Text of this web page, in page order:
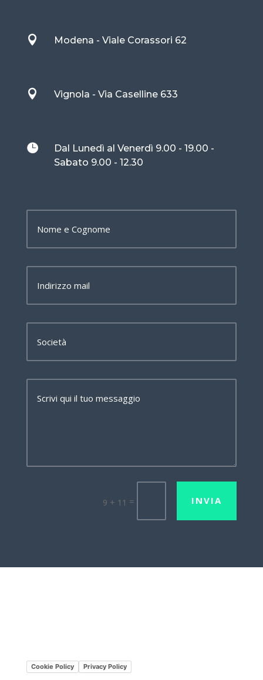
 Modena - Viale Corassori 62
 Vignola - Via Caselline 633

Dal Lunedì al Venerdì 9.00 - 19.00 -
Sabato 9.00 - 12.30
9 + 11 = INVIA
Cookie Policy Privacy Policy